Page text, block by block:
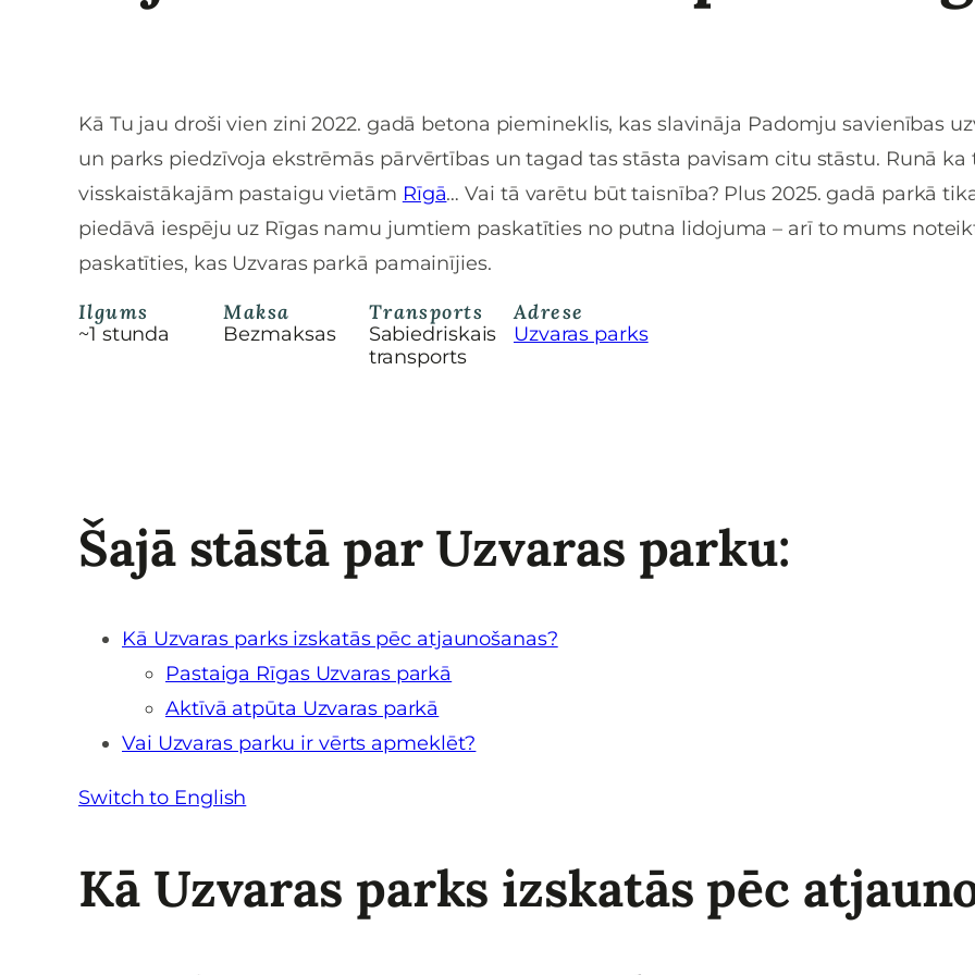
Kā Tu jau droši vien zini 2022. gadā betona piemineklis, kas slavināja Padomju savienības
un parks piedzīvoja ekstrēmās pārvērtības un tagad tas stāsta pavisam citu stāstu. Runā ka
visskaistākajām pastaigu vietām Rīgā… Vai tā varētu būt taisnība? Plus 2025. gadā parkā
piedāvā iespēju uz Rīgas namu jumtiem paskatīties no putna lidojuma – arī to mums
paskatīties, kas Uzvaras parkā pamainījies.
Ilgums
~1 stunda
Maksa
Bezmaksas
Transports
Sabiedriskais
transports
Adrese
Uzvaras parks
Šajā stāstā par Uzvaras parku:
Kā Uzvaras parks izskatās pēc atjaunošanas?
Pastaiga Rīgas Uzvaras parkā
Aktīvā atpūta Uzvaras parkā
Vai Uzvaras parku ir vērts apmeklēt?
Switch to English
Kā Uzvaras parks izskatās pēc